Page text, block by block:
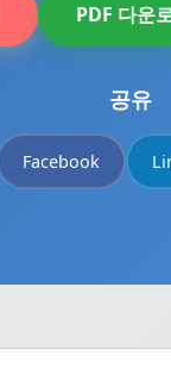
PDF 다운
공유
Facebook